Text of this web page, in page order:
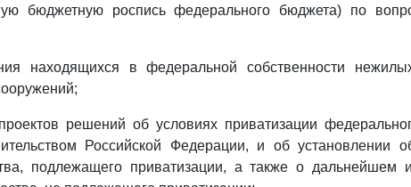
бюджетную роспись федерального бюджета) по
находящихся в федеральной собственности
решений об условиях приватизации
Российской Федерации, и об установлении
подлежащего приватизации, а также о дальнейшем